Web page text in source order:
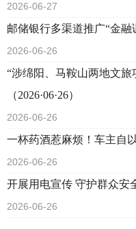
2026-06-27
邮储银行多渠道推广“金融
2026-06-26
“涉绵阳、马鞍山两地文
（2026·06·26）
2026-06-26
一杯药酒惹麻烦！车主自
2026-06-26
开展用电宣传 守护群众安
2026-06-26